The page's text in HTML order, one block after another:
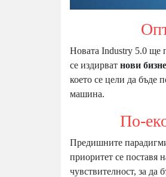
Новата Industry 5.0 ще
се издирват нови
което се цели да бъде
машина.
По-
Предишните
приоритет се поставя
чувствителност, за